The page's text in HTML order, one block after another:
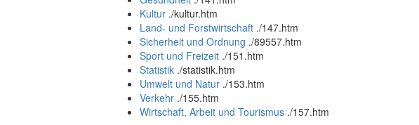
Kultur ./kultur.htm
Land- und Forstwirtschaft ./147.htm
Sicherheit und Ordnung ./89557.htm
Sport und Freizeit ./151.htm
Statistik ./statistik.htm
Umwelt und Natur ./153.htm
Verkehr ./155.htm
Wirtschaft, Arbeit und Tourismus ./157.htm